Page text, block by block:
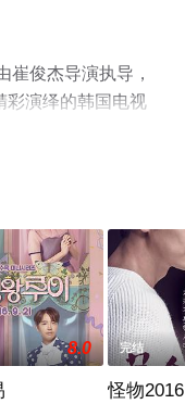
崔俊杰导演执导，
彩演绎的韩国电视
手机免费观看高清
平台了解。
8.0 完结
怪物2016